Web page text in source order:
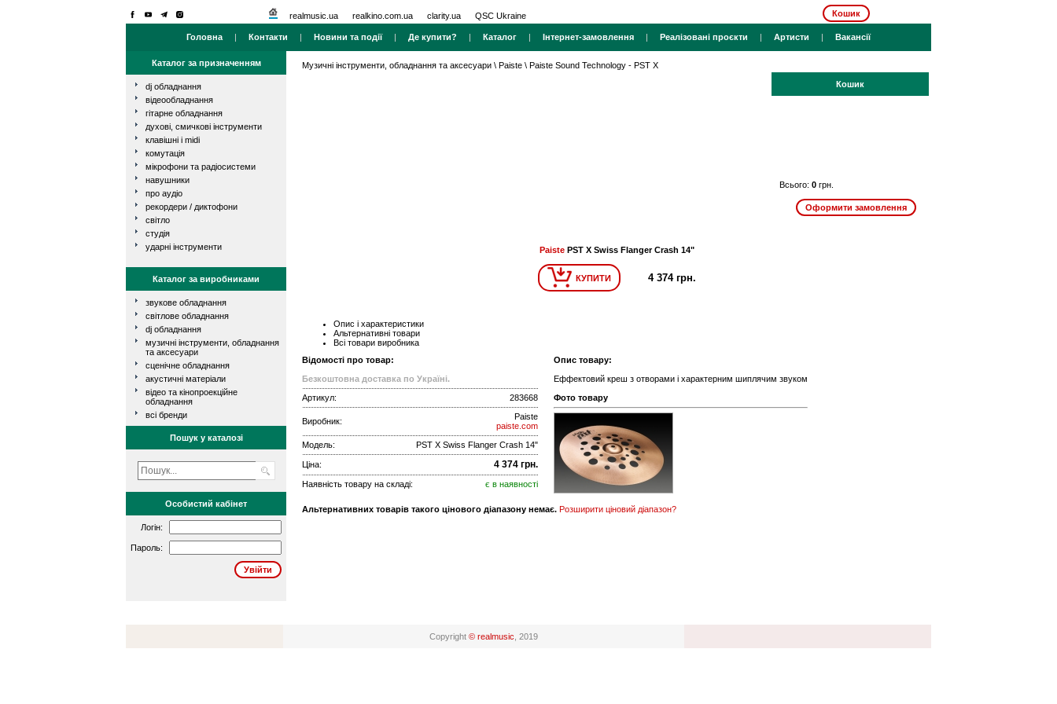
realmusic.ua realkino.com.ua clarity.ua QSC Ukraine Кошик
Головна | Контакти | Новини та події| Де купити? | Каталог | Інтернет-замовлення | Реалізовані проєкти | Артисти | Вакансії
Каталог за призначенням
dj обладнання
відеообладнання
гітарне обладнання
духові, смичкові інструменти
клавішні і midi
комутація
мікрофони та радіосистеми
навушники
про аудіо
рекордери / диктофони
світло
студія
ударні інструменти
Каталог за виробниками
звукове обладнання
світлове обладнання
dj обладнання
музичні інструменти, обладнання
та аксесуари
сценічне обладнання
акустичні матеріали
відео та кінопроекційне
обладнання
всі бренди
Пошук у каталозі
Особистий кабінет
Логін:
Пароль:
Музичні інструменти, обладнання та аксесуари \ Paiste \ Paiste Sound Technology - PST X
Кошик
Всього: 0 грн.
PaistePST X Swiss Flanger Crash 14"
КУПИТИ 4 374 грн.
Опис і характеристики
Альтернативні товари
Всі товари виробника
Відомості про товар:
Безкоштовна доставка по Україні.
Артикул:
283668
Виробник:
Paiste
paiste.com
Модель:
PST X Swiss Flanger Crash 14"
Ціна: 4 374 грн.
Наявність товару на складі: є в наявності
Опис товару:
Еффектовий креш з отворами і характерним шиплячим звуком
Фото товару
Альтернативних товарів такого цінового діапазону немає. Розширити ціновий діапазон?
Copyright © realmusic , 2019